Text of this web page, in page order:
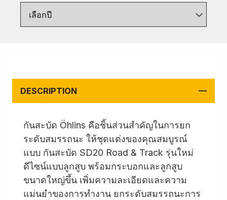
เลือกปี
DESCRIPTION
กันสะบัด Öhlins คือชิ้นส่วนสำคัญในการยก
ระดับสมรรถนะ ให้ชุดแต่งของคุณสมบูรณ์
แบบ กันสะบัด SD20 Road & Track รุ่นใหม่
ดีไซน์แบบลูกสูบ พร้อมกระบอกและลูกสูบ
ขนาดใหญ่ขึ้น เพิ่มความละเอียดและความ
แม่นยำของการทำงาน ยกระดับสมรรถนะการ